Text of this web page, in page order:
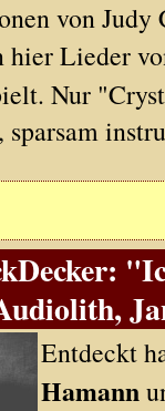
von
hier Lieder
Nur
sparsam
Entdeckt
Hamann